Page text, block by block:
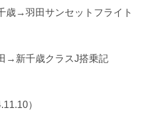
→羽田サンセットフライト
→新千歳クラスJ搭乗記
）